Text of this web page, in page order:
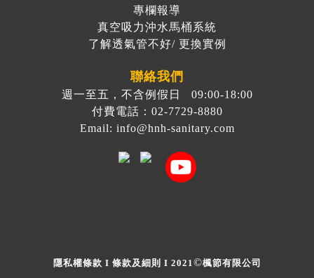
專欄報導
真空吸力沖水馬桶系統
了解透氣管不好/ 更換實例
聯絡我們
週一至五，不含例假日 09:00-18:00
付費電話：02-7729-8880
Email: info@hnh-sanitary.com
隱私權條款 I 條款及細則 I 2021 ©楓節有限公司